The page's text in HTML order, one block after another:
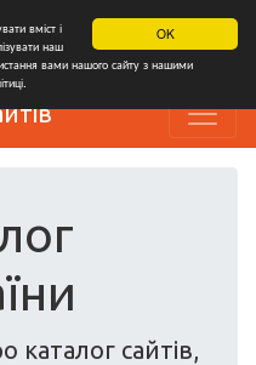
OK
вміст і
наш
вами нашого сайту з нашими
каталог сайтів,